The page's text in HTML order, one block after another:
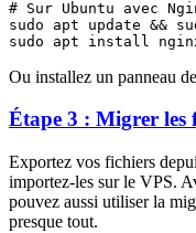
# Sur Ubuntu avec
sudo apt update &&
Ou installez un panneau
Étape 3 : Migrer les
Exportez vos fichiers
importez-les sur le VPS.
pouvez aussi utiliser la
presque tout.